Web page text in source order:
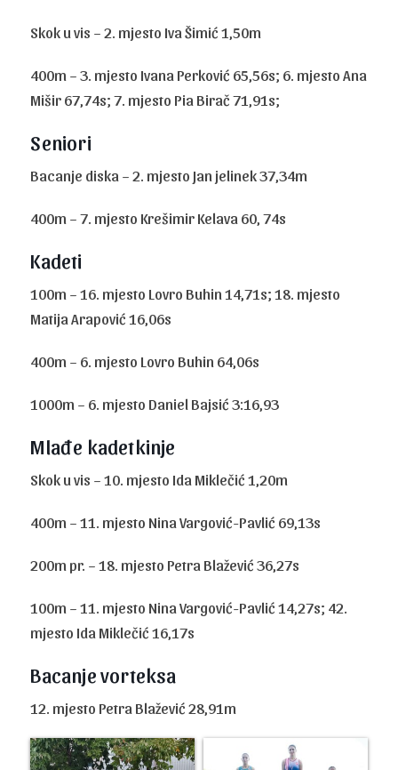
Skok u vis – 2. mjesto Iva Šimić 1,50m
400m – 3. mjesto Ivana Perković 65,56s; 6. mjesto Ana
Mišir 67,74s; 7. mjesto Pia Birač 71,91s;
Seniori
Bacanje diska – 2. mjesto Jan jelinek 37,34m
400m – 7. mjesto Krešimir Kelava 60, 74s
Kadeti
100m – 16. mjesto Lovro Buhin 14,71s; 18. mjesto
Matija Arapović 16,06s
400m – 6. mjesto Lovro Buhin 64,06s
1000m – 6. mjesto Daniel Bajsić 3:16,93
Mlađe kadetkinje
Skok u vis – 10. mjesto Ida Miklečić 1,20m
400m – 11. mjesto Nina Vargović-Pavlić 69,13s
200m pr. – 18. mjesto Petra Blažević 36,27s
100m – 11. mjesto Nina Vargović-Pavlić 14,27s; 42.
mjesto Ida Miklečić 16,17s
Bacanje vorteksa
12. mjesto Petra Blažević 28,91m